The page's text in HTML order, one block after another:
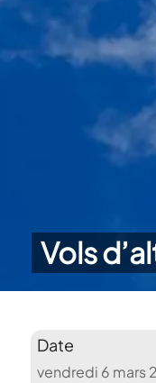
Vols
Date
vendredi 6 mars